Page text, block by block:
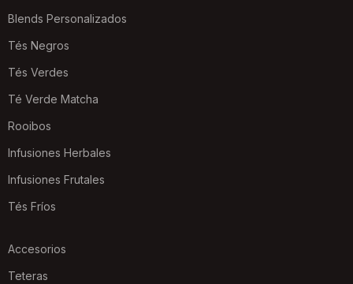
Blends Personalizados
Tés Negros
Tés Verdes
Té Verde Matcha
Rooibos
Infusiones Herbales
Infusiones Frutales
Tés Fríos
Accesorios
Teteras